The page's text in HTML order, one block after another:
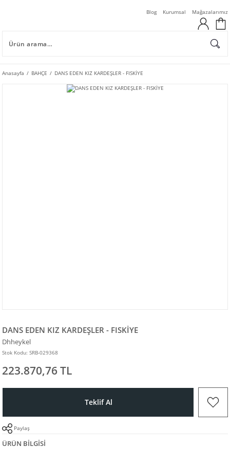
Blog Kurumsal Mağazalarımız
Anasayfa BAHÇE DANS EDEN KIZ KARDEŞLER - FISKİYE
DANS EDEN KIZ KARDEŞLER - FISKİYE
Dhheykel
Stok Kodu: SRB-029368
223.870,76 TL
Teklif Al
Paylaş
ÜRÜN BILGISI